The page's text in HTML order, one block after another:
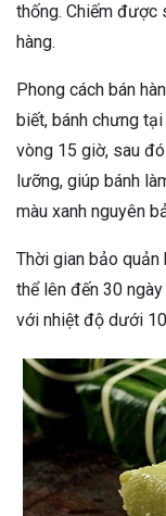
thống. Chiếm được
hàng.
Phong cách bán
biết, bánh chưng
vòng 15 giờ, sau
lưỡng, giúp bánh
màu xanh nguyên
Thời gian bảo quản
thể lên đến 30
với nhiệt độ dưới